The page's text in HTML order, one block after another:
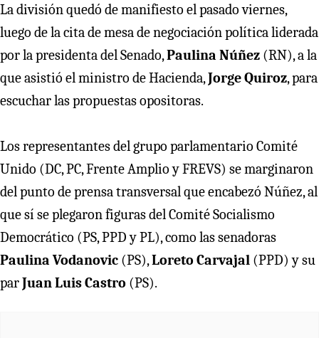
La división quedó de manifiesto el pasado viernes,
luego de la cita de mesa de negociación política liderada
por la presidenta del Senado,Paulina Núñez (RN), a la
que asistió el ministro de Hacienda,Jorge Quiroz, para
escuchar las propuestas opositoras.
Los representantes del grupo parlamentario Comité
Unido (DC, PC, Frente Amplio y FREVS) se marginaron
del punto de prensa transversal que encabezó Núñez, al
que sí se plegaron figuras del Comité Socialismo
Democrático (PS, PPD y PL), como las senadoras
Paulina Vodanovic (PS),Loreto Carvajal (PPD) y su
parJuan Luis Castro (PS).